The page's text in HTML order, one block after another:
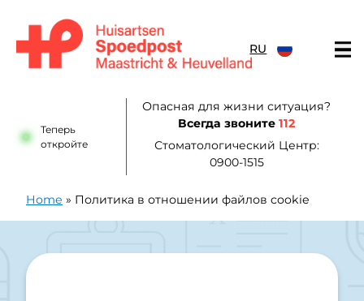
RU
Теперь
откройте
Опасная для жизни ситуация?
Всегда звоните112
Стоматологический Центр:
0900-1515
Home » Политика в отношении файлов cookie